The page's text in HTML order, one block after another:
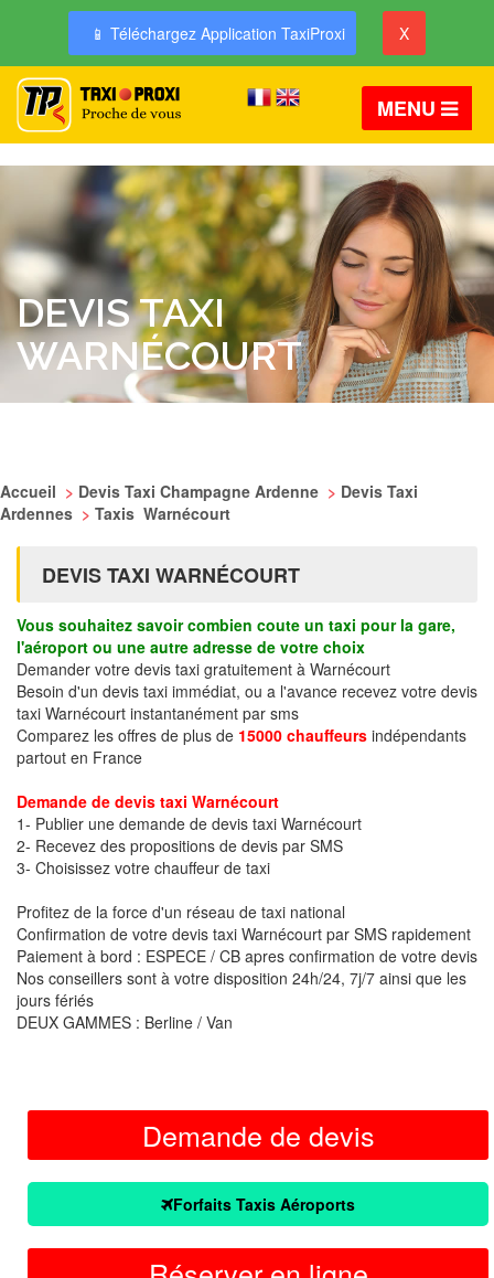
📱 Téléchargez Application TaxiProxi X
MENU
DEVIS TAXI
WARNÉCOURT
Accueil > Devis Taxi Champagne Ardenne > Devis Taxi
Ardennes > Taxis Warnécourt
DEVIS TAXI WARNÉCOURT
Vous souhaitez savoir combien coute un taxi pour la gare,
l'aéroport ou une autre adresse de votre choix
Demander votre devis taxi gratuitement à Warnécourt
Besoin d'un devis taxi immédiat, ou a l'avance recevez votre devis
taxi Warnécourt instantanément par sms
Comparez les offres de plus de 15000 chauffeurs indépendants
partout en France
Demande de devis taxi Warnécourt
1- Publier une demande de devis taxi Warnécourt
2- Recevez des propositions de devis par SMS
3- Choisissez votre chauffeur de taxi
Profitez de la force d'un réseau de taxi national
Confirmation de votre devis taxi Warnécourt par SMS rapidement
Paiement à bord : ESPECE / CB apres confirmation de votre devis
Nos conseillers sont à votre disposition 24h/24, 7j/7 ainsi que les
jours fériés
DEUX GAMMES : Berline / Van
Demande de devis
Forfaits Taxis Aéroports